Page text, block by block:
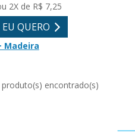
2X de R$ 7,25
EU QUERO
Madeira